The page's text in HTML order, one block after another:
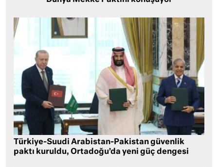
Türkiye-Suudi Arabistan-Pakistan güvenlik
paktı kuruldu, Ortadoğu’da yeni güç dengesi